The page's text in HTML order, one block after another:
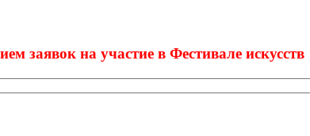
на участие в Фестивале искусств